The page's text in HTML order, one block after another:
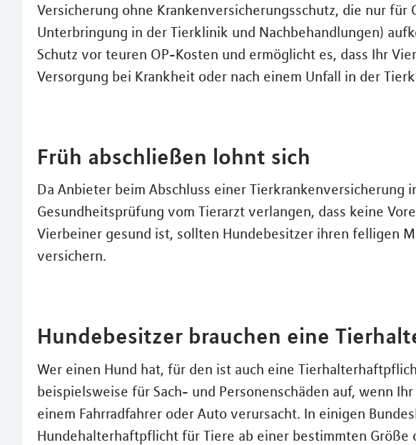
Versicherung ohne Krankenversicherungsschutz, die nur
Unterbringung in der Tierklinik und Nachbehandlungen)
Schutz vor teuren OP-Kosten und ermöglicht es, dass Ihr
Versorgung bei Krankheit oder nach einem Unfall in der
Früh abschließen lohnt sich
Da Anbieter beim Abschluss einer Tierkrankenversicherung
Gesundheitsprüfung vom Tierarzt verlangen, dass keine
Vierbeiner gesund ist, sollten Hundebesitzer ihren felligen
versichern.
Hundebesitzer brauchen eine
Wer einen Hund hat, für den ist auch eine
beispielsweise für Sach- und Personenschäden auf, wenn
einem Fahrradfahrer oder Auto verursacht. In einigen
Hundehalterhaftpflicht für Tiere ab einer bestimmten Größe